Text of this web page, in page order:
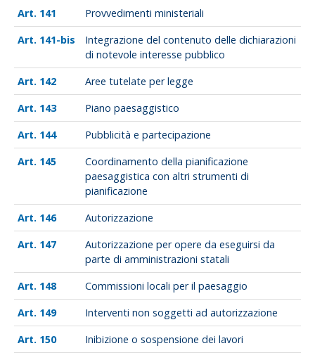
141
Provvedimenti ministeriali
141-bis
Integrazione del contenuto delle dichiarazioni
di notevole interesse pubblico
142
Aree tutelate per legge
143
Piano paesaggistico
144
Pubblicità e partecipazione
145
Coordinamento della pianificazione
paesaggistica con altri strumenti di
pianificazione
146
Autorizzazione
147
Autorizzazione per opere da eseguirsi da
parte di amministrazioni statali
148
Commissioni locali per il paesaggio
149
Interventi non soggetti ad autorizzazione
150
Inibizione o sospensione dei lavori